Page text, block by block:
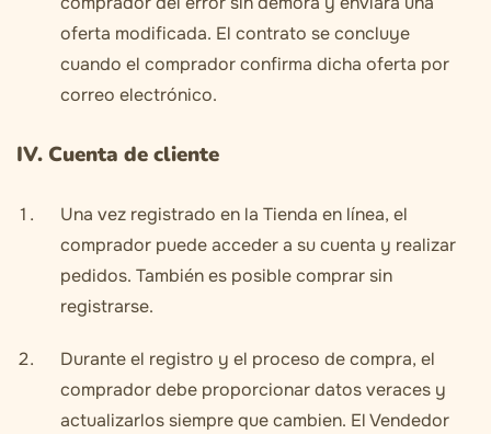
oferta modificada. El contrato se concluye
cuando el comprador confirma dicha oferta por
correo electrónico.
IV. Cuenta de cliente
Una vez registrado en la Tienda en línea, el
comprador puede acceder a su cuenta y realizar
pedidos. También es posible comprar sin
registrarse.
Durante el registro y el proceso de compra, el
comprador debe proporcionar datos veraces y
actualizarlos siempre que cambien. El Vendedor